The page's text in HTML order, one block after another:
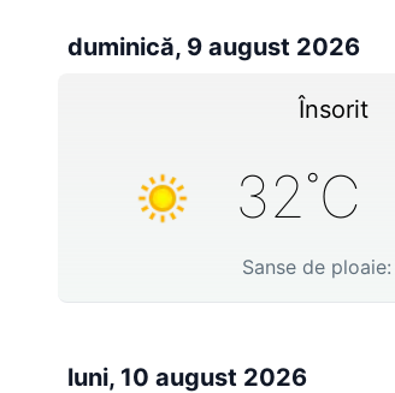
duminică, 9 august 2026
Însorit
32˚C
Sanse de ploaie:
luni, 10 august 2026